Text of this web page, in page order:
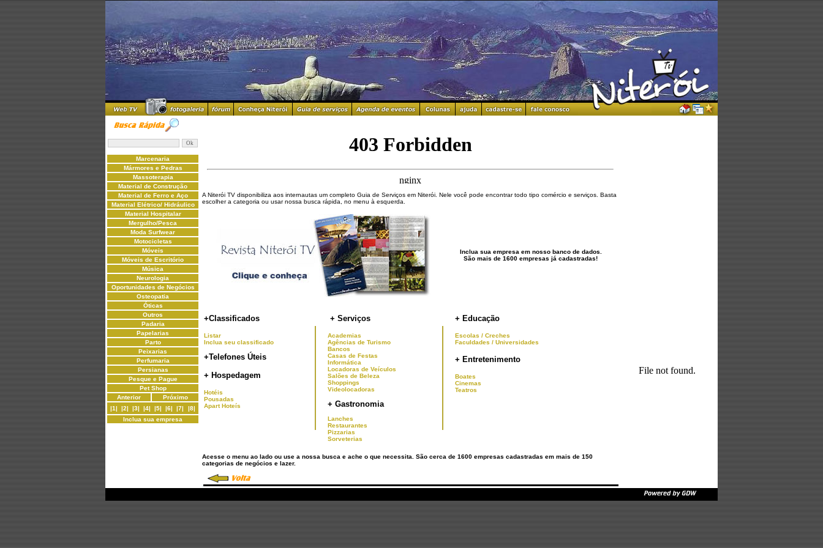
Marcenaria
Mármores e Pedras
Massoterapia
Material de Construção
Material de Ferro e Aço
Material Elétrico/ Hidráulico
Material Hospitalar
Mergulho/Pesca
Moda Surfwear
Motocicletas
Móveis
Móveis de Escritório
Música
Neurologia
Oportunidades de Negócios
Osteopatia
Óticas
Outros
Padaria
Papelarias
Parto
Peixarias
Perfumaria
Persianas
Pesque e Pague
Pet Shop
Anterior
Próximo
|1|
|2| |3| |4| |5| |6| |7|
|8|
Inclua sua empresa
A Niterói TV disponibiliza aos internautas um completo Guia de Serviços em Niterói. Nele você pode encontrar todo tipo comércio e serviços. Basta
escolher a categoria ou usar nossa busca rápida, no menu à esquerda.
Inclua sua empresa em nosso banco de dados.
São mais de 1600 empresas já cadastradas!
+Classificados
Listar
Inclua seu classificado
+Telefones Úteis
+ Hospedagem
Hotéis
Pousadas
Apart Hoteís
+ Serviços
Academias
Agências de Turismo
Bancos
Casas de Festas
Informática
Locadoras de Veículos
Salões de Beleza
Shoppings
Videolocadoras
+ Gastronomia
Lanches
Restaurantes
Pizzarias
Sorveterias
+ Educação
Escolas / Creches
Faculdades / Universidades
+ Entretenimento
Boates
Cinemas
Teatros
Acesse o menu ao lado ou use a nossa busca e ache o que necessita. São cerca de 1600 empresas cadastradas em mais de 150
categorias de negócios e lazer.